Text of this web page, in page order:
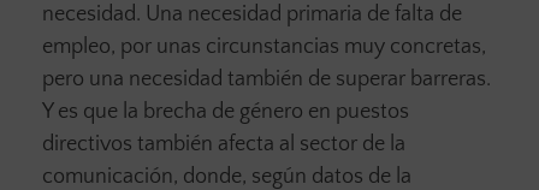
necesidad. Una necesidad primaria de falta de
empleo, por unas circunstancias muy concretas,
pero una necesidad también de superar barreras.
Y es que la brecha de género en puestos
directivos también afecta al sector de la
comunicación, donde, según datos de la